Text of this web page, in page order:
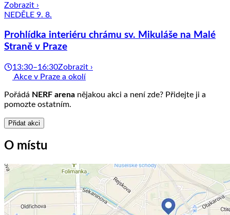
Zobrazit ›
NEDĚLE 9. 8.
Prohlídka interiéru chrámu sv. Mikuláše na Malé
Straně v Praze
13:30–16:30Zobrazit ›
Akce v Praze a okolí
Pořádá NERF arena nějakou akci a není zde? Přidejte ji a
pomozte ostatním.
Přidat akci
O místu